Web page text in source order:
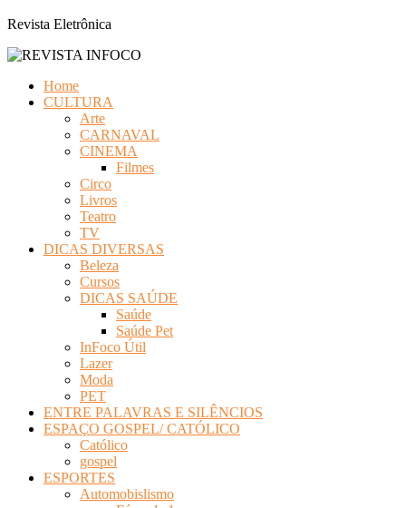
Revista Eletrônica
Home
CULTURA
Arte
CARNAVAL
CINEMA
Filmes
Circo
Livros
Teatro
TV
DICAS DIVERSAS
Beleza
Cursos
DICAS SAÚDE
Saúde
Saúde Pet
InFoco Útil
Lazer
Moda
PET
ENTRE PALAVRAS E SILÊNCIOS
ESPAÇO GOSPEL/ CATÓLICO
Católico
gospel
ESPORTES
Automobislismo